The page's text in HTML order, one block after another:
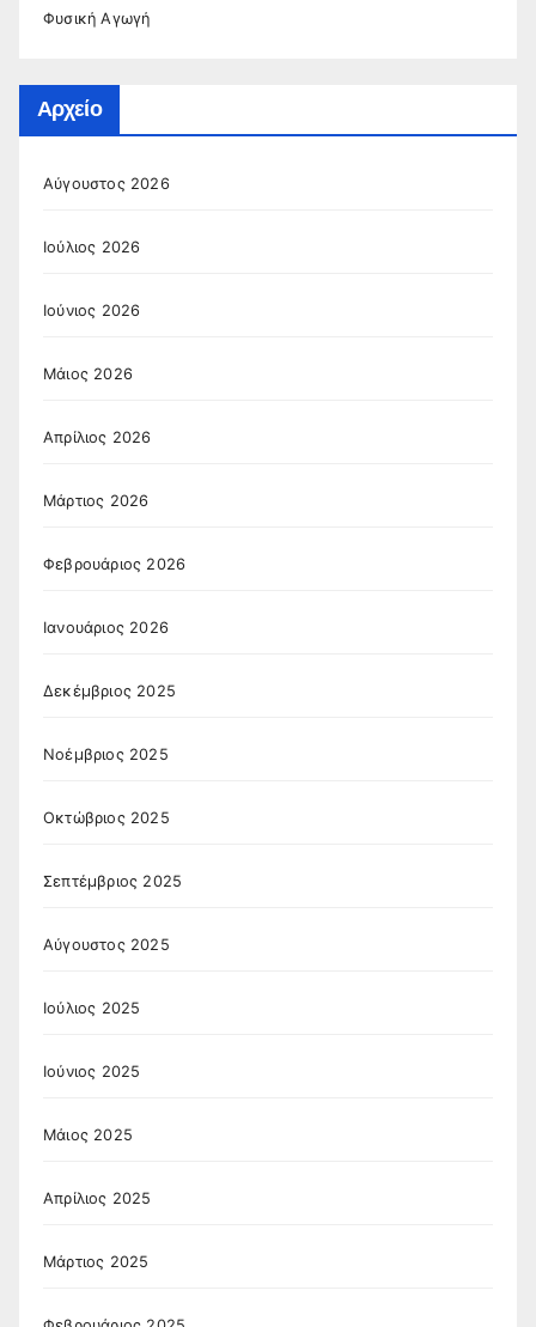
Φυσική Αγωγή
Αρχείο
Αύγουστος 2026
Ιούλιος 2026
Ιούνιος 2026
Μάιος 2026
Απρίλιος 2026
Μάρτιος 2026
Φεβρουάριος 2026
Ιανουάριος 2026
Δεκέμβριος 2025
Νοέμβριος 2025
Οκτώβριος 2025
Σεπτέμβριος 2025
Αύγουστος 2025
Ιούλιος 2025
Ιούνιος 2025
Μάιος 2025
Απρίλιος 2025
Μάρτιος 2025